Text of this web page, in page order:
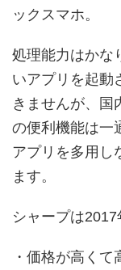
ックスマホ。
処理能力はかな
いアプリを起動
きませんが、国
の便利機能は一
アプリを多用し
ます。
シャープは2017
・価格が高くて